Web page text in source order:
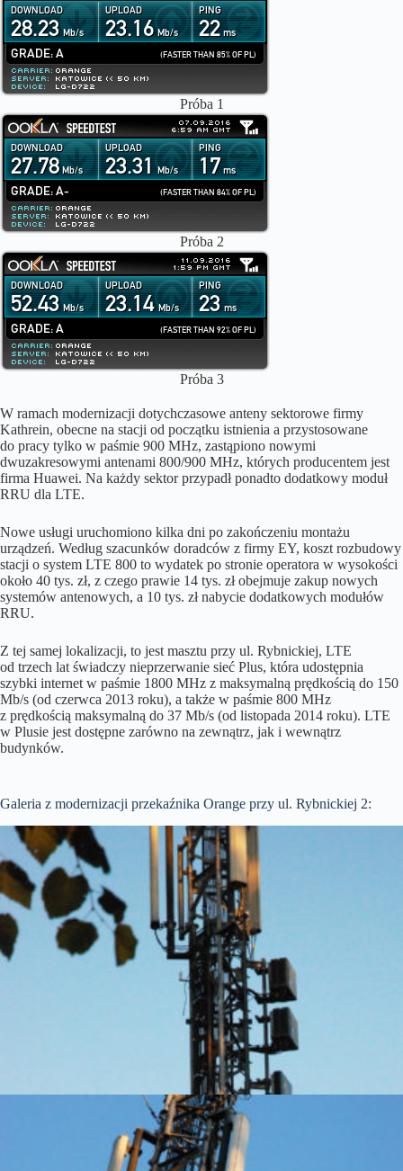
Próba 1
Próba 2
Próba 3
W ramach modernizacji dotychczasowe anteny sektorowe firmy
Kathrein, obecne na stacji od początku istnienia a przystosowane
do pracy tylko w paśmie 900 MHz, zastąpiono nowymi
dwuzakresowymi antenami 800/900 MHz, których producentem jest
firma Huawei. Na każdy sektor przypadł ponadto dodatkowy moduł
RRU dla LTE.
Nowe usługi uruchomiono kilka dni po zakończeniu montażu
urządzeń. Według szacunków doradców z firmy EY, koszt rozbudowy
stacji o system LTE 800 to wydatek po stronie operatora w wysokości
około 40 tys. zł, z czego prawie 14 tys. zł obejmuje zakup nowych
systemów antenowych, a 10 tys. zł nabycie dodatkowych modułów
RRU.
Z tej samej lokalizacji, to jest masztu przy ul. Rybnickiej, LTE
od trzech lat świadczy nieprzerwanie sieć Plus, która udostępnia
szybki internet w paśmie 1800 MHz z maksymalną prędkością do 150
Mb/s (od czerwca 2013 roku), a także w paśmie 800 MHz
z prędkością maksymalną do 37 Mb/s (od listopada 2014 roku). LTE
w Plusie jest dostępne zarówno na zewnątrz, jak i wewnątrz
budynków.
Galeria z modernizacji przekaźnika Orange przy ul. Rybnickiej 2: